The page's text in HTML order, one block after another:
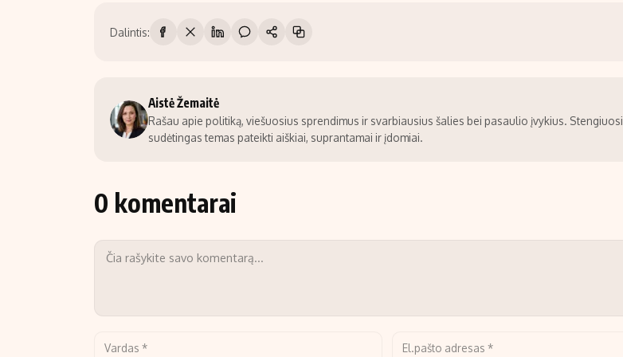
Dalintis:
Aistė Žemaitė
Rašau apie politiką, viešuosius sprendimus ir svarbiausius šalies bei pasaulio įvykius. Stengiuosi
sudėtingas temas pateikti aiškiai, suprantamai ir įdomiai.
0 komentarai